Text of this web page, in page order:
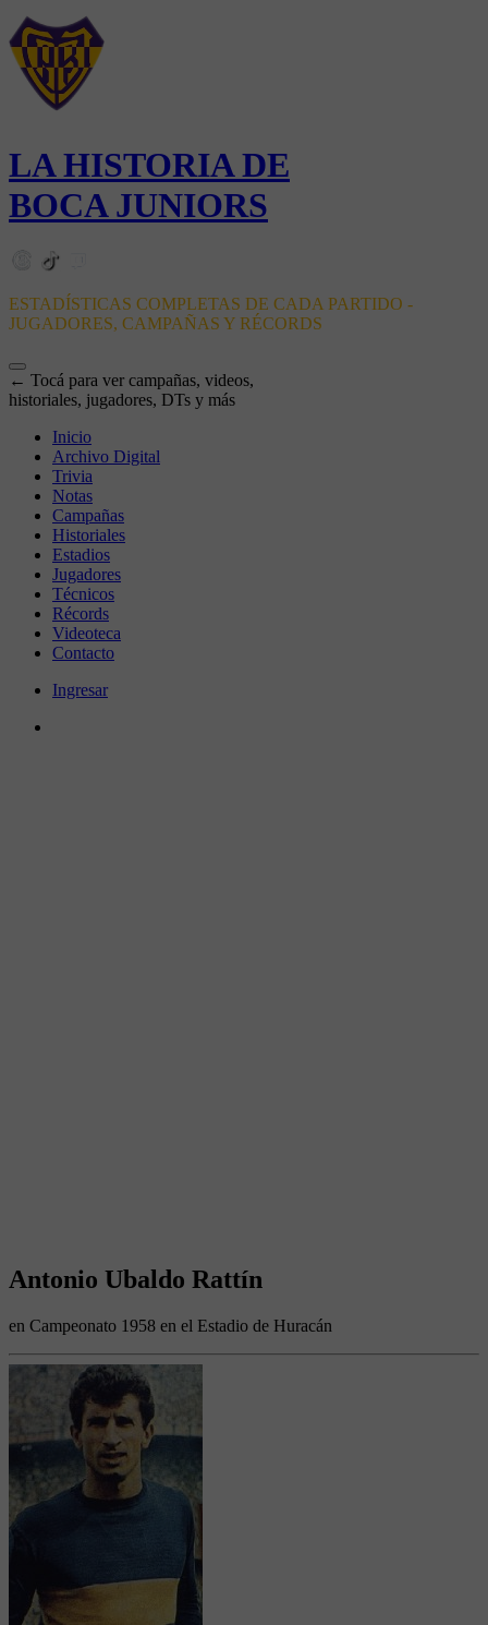
LA HISTORIA DE
BOCA JUNIORS
ESTADÍSTICAS COMPLETAS DE CADA PARTIDO -
JUGADORES, CAMPAÑAS Y RÉCORDS
← Tocá para ver campañas, videos,
historiales, jugadores, DTs y más
Inicio
Archivo Digital
Trivia
Notas
Campañas
Historiales
Estadios
Jugadores
Técnicos
Récords
Videoteca
Contacto
Ingresar
Antonio Ubaldo Rattín
en Campeonato 1958 en el Estadio de Huracán